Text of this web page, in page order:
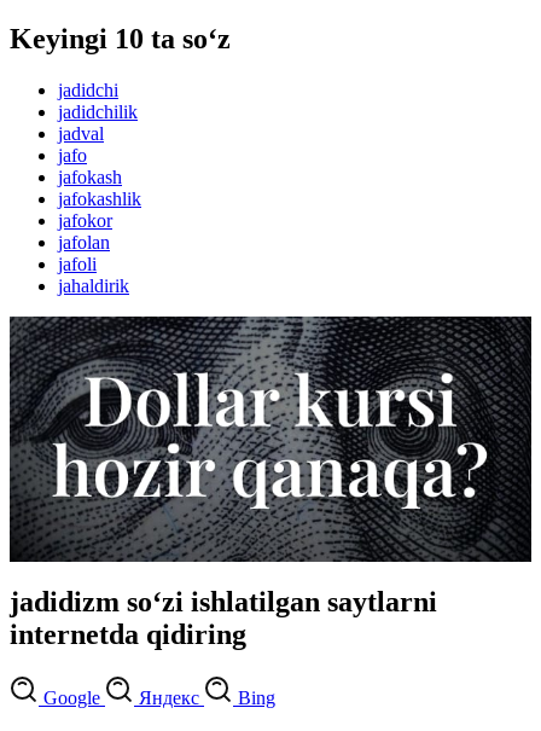
Keyingi 10 ta so‘z
jadidchi
jadidchilik
jadval
jafo
jafokash
jafokashlik
jafokor
jafolan
jafoli
jahaldirik
jadidizm so‘zi ishlatilgan saytlarni
internetda qidiring
Google Яндекс Bing